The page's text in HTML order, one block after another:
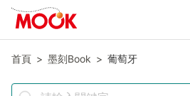
首頁 墨刻Book 葡萄牙